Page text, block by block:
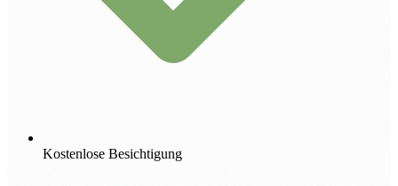
Kostenlose Besichtigung